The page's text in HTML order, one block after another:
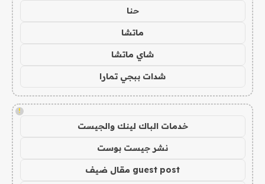
حنا
ماتشا
شاي ماتشا
شدات ببجي تمارا
!
خدمات الباك لينك والجيست
نشر جيست بوست
guest post مقال ضيف